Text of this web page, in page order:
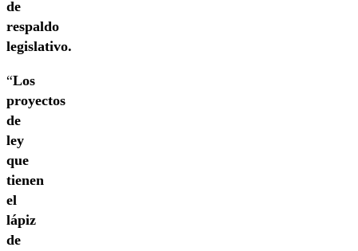
de
respaldo
legislativo.
“Los
proyectos
de
ley
que
tienen
el
lápiz
de